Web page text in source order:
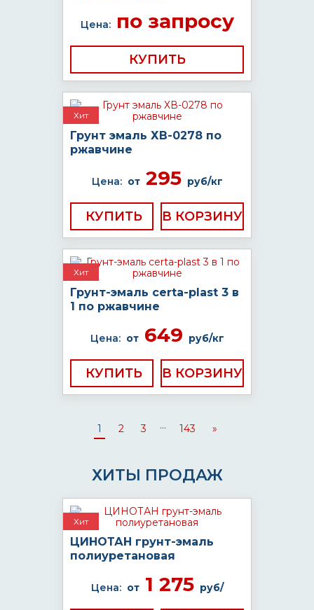
Цена:по запросу
КУПИТЬ
Хит
Грунт эмаль ХВ-0278 по
ржавчине
Цена: от295 руб/кг
КУПИТЬ
Хит
Грунт-эмаль certa-plast 3 в
1 по ржавчине
Цена: от649 руб/кг
КУПИТЬ
1 2 3 ... 143 »
ХИТЫ ПРОДАЖ
Хит
ЦИНОТАН грунт-эмаль
полиуретановая
Цена: от1 275 руб/